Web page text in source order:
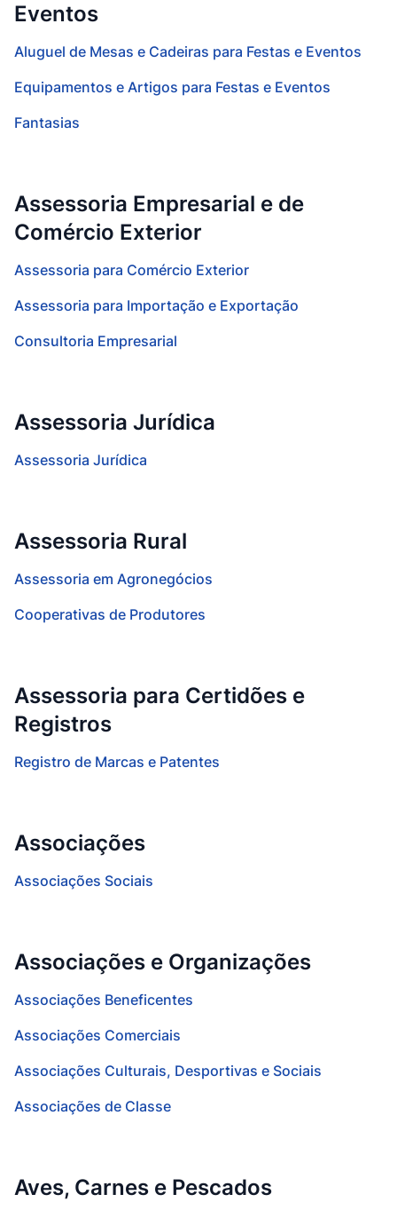
Eventos
Aluguel de Mesas e Cadeiras para Festas e Eventos
Equipamentos e Artigos para Festas e Eventos
Fantasias
Assessoria Empresarial e de
Comércio Exterior
Assessoria para Comércio Exterior
Assessoria para Importação e Exportação
Consultoria Empresarial
Assessoria Jurídica
Assessoria Jurídica
Assessoria Rural
Assessoria em Agronegócios
Cooperativas de Produtores
Assessoria para Certidões e
Registros
Registro de Marcas e Patentes
Associações
Associações Sociais
Associações e Organizações
Associações Beneficentes
Associações Comerciais
Associações Culturais, Desportivas e Sociais
Associações de Classe
Aves, Carnes e Pescados